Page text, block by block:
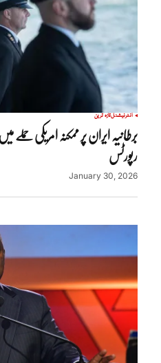
انٹرنیشنلتازہ ترین
برطانیہ ایران پر ممکنہ امریکی
رپورٹس
January 30, 2026